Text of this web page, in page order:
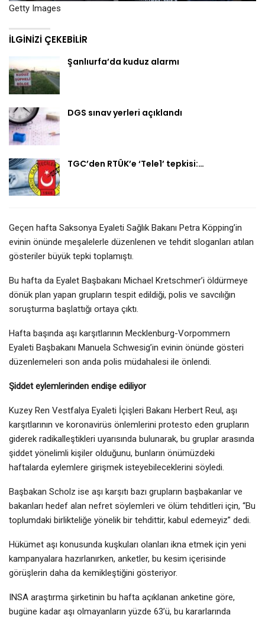
Getty Images
İLGINIZI ÇEKEBILIR
Şanlıurfa’da kuduz alarmı
DGS sınav yerleri açıklandı
TGC’den RTÜK’e ‘Tele1’ tepkisi:…
Geçen hafta Saksonya Eyaleti Sağlık Bakanı Petra Köpping’in
evinin önünde meşalelerle düzenlenen ve tehdit sloganları atılan
gösteriler büyük tepki toplamıştı.
Bu hafta da Eyalet Başbakanı Michael Kretschmer’i öldürmeye
dönük plan yapan grupların tespit edildiği, polis ve savcılığın
soruşturma başlattığı ortaya çıktı.
Hafta başında aşı karşıtlarının Mecklenburg-Vorpommern
Eyaleti Başbakanı Manuela Schwesig’in evinin önünde gösteri
düzenlemeleri son anda polis müdahalesi ile önlendi.
Şiddet eylemlerinden endişe ediliyor
Kuzey Ren Vestfalya Eyaleti İçişleri Bakanı Herbert Reul, aşı
karşıtlarının ve koronavirüs önlemlerini protesto eden grupların
giderek radikalleştikleri uyarısında bulunarak, bu gruplar arasında
şiddet yönelimli kişiler olduğunu, bunların önümüzdeki
haftalarda eylemlere girişmek isteyebileceklerini söyledi.
Başbakan Scholz ise aşı karşıtı bazı grupların başbakanlar ve
bakanları hedef alan nefret söylemleri ve ölüm tehditleri için, “Bu
toplumdaki birlikteliğe yönelik bir tehdittir, kabul edemeyiz” dedi.
Hükümet aşı konusunda kuşkuları olanları ikna etmek için yeni
kampanyalara hazırlanırken, anketler, bu kesim içerisinde
görüşlerin daha da kemikleştiğini gösteriyor.
INSA araştırma şirketinin bu hafta açıklanan anketine göre,
bugüne kadar aşı olmayanların yüzde 63’ü, bu kararlarında